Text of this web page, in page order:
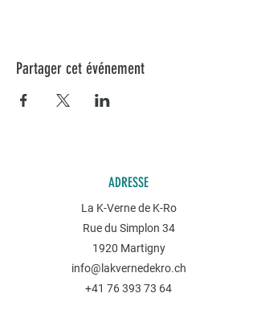
Partager cet événement
ADRESSE
La K-Verne de K-Ro
Rue du Simplon 34
1920 Martigny
info@lakvernedekro.ch
+41 76 393 73 64